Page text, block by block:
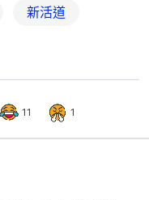
新活道
11 1